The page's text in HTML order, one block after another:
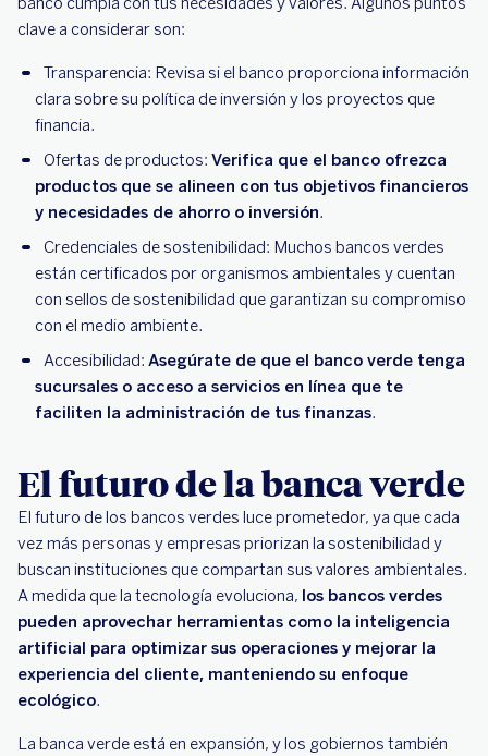
clave a considerar son:
Transparencia: Revisa si el banco proporciona información
clara sobre su política de inversión y los proyectos que
financia.
Ofertas de productos: Verifica que el banco ofrezca
productos que se alineen con tus objetivos financieros
y necesidades de ahorro o inversión.
Credenciales de sostenibilidad: Muchos bancos verdes
están certificados por organismos ambientales y cuentan
con sellos de sostenibilidad que garantizan su compromiso
con el medio ambiente.
Accesibilidad: Asegúrate de que el banco verde tenga
sucursales o acceso a servicios en línea que te
faciliten la administración de tus finanzas.
El futuro de la banca verde
El futuro de los bancos verdes luce prometedor, ya que cada
vez más personas y empresas priorizan la sostenibilidad y
buscan instituciones que compartan sus valores ambientales.
A medida que la tecnología evoluciona, los bancos verdes
pueden aprovechar herramientas como la inteligencia
artificial para optimizar sus operaciones y mejorar la
experiencia del cliente, manteniendo su enfoque
ecológico.
La banca verde está en expansión, y los gobiernos también